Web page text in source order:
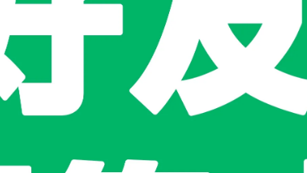
，KINOX不鏽鋼摺疊掛架！吊掛衣架為你的戶外